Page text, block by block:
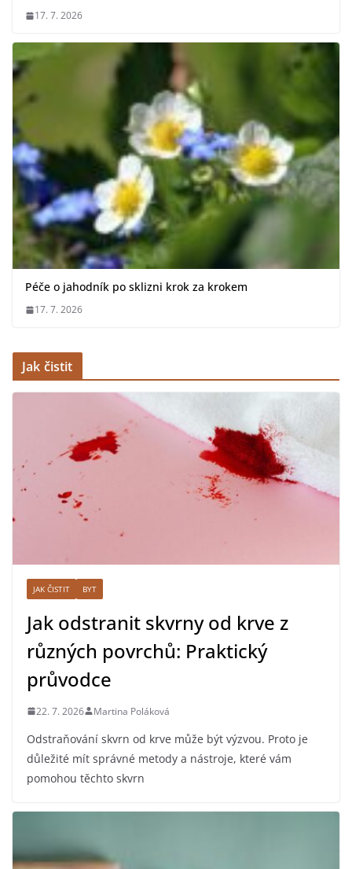
17. 7. 2026
Péče o jahodník po sklizni krok za krokem
17. 7. 2026
Jak čistit
JAK ČISTIT BYT
Jak odstranit skvrny od krve z
různých povrchů: Praktický
průvodce
22. 7. 2026 Martina Poláková
Odstraňování skvrn od krve může být výzvou. Proto je
důležité mít správné metody a nástroje, které vám
pomohou těchto skvrn